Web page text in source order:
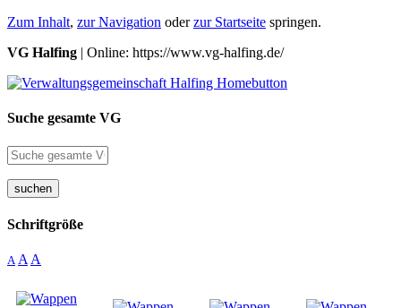
Zum Inhalt, zur Navigation oderzur Startseite springen.
VG Halfing | Online: https://www.vg-halfing.de/
Suche gesamte VG
suchen
Schriftgröße
A A A